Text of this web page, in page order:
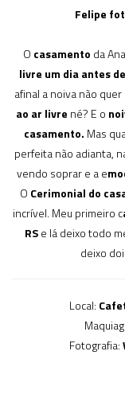
Felipe
O casamento da
livre um dia antes
afinal a noiva não quer
ao ar livre né? E o
casamento. Mas
perfeita não adianta,
vendo soprar e a e
O Cerimonial do
incrível. Meu primeiro c
RSe lá deixo todo
deixo
Local:
Fotografia: